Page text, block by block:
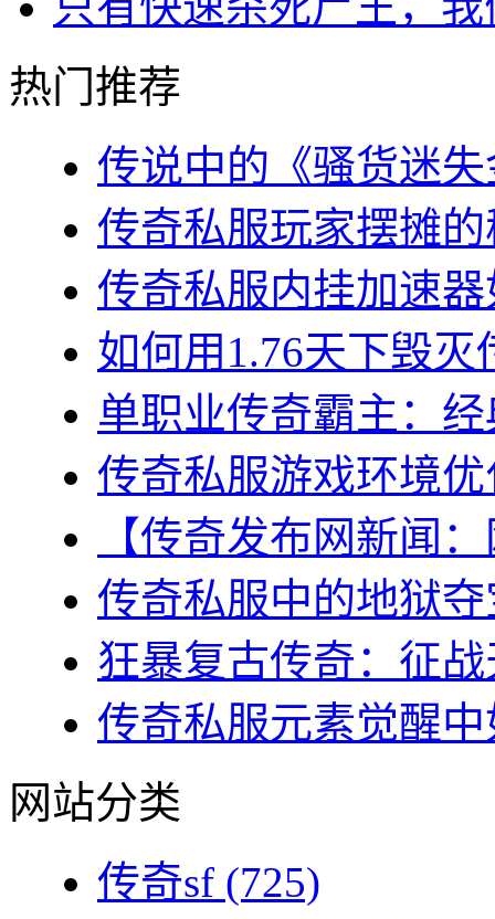
热门推荐
传说中的《骚货迷
传奇私服玩家摆摊
传奇私服内挂加速
如何用1.76天下毁灭
单职业传奇霸主：
传奇私服游戏环境
【传奇发布网新闻
传奇私服中的地狱
狂暴复古传奇：征
传奇私服元素觉醒
网站分类
传奇sf (725)